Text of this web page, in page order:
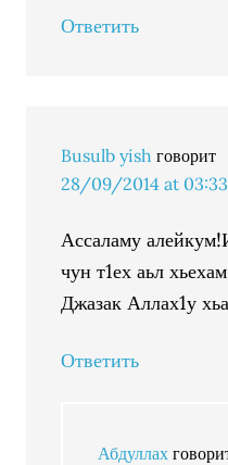
Ответить
Busulb yish говорит
28/09/2014 at 03:33
Ассаламу
чун т1ех аьл
Джазак Аллах1у
Ответить
Абдуллах